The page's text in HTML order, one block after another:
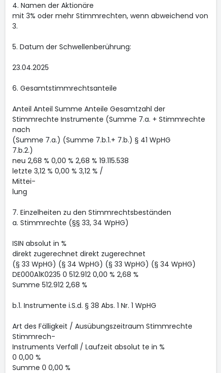
4. Namen der Aktionäre
mit 3% oder mehr Stimmrechten, wenn abweichend von
3.
5. Datum der Schwellenberührung:
23.04.2025
6. Gesamtstimmrechtsanteile
Anteil Anteil Summe Anteile Gesamtzahl der
Stimmrechte Instrumente (Summe 7.a. + Stimmrechte
nach
(Summe 7.a.) (Summe 7.b.1.+ 7.b.) § 41 WpHG
7.b.2.)
neu 2,68 % 0,00 % 2,68 % 19.115.538
letzte 3,12 % 0,00 % 3,12 % /
Mittei-
lung
7. Einzelheiten zu den Stimmrechtsbeständen
a. Stimmrechte (§§ 33, 34 WpHG)
ISIN absolut in %
direkt zugerechnet direkt zugerechnet
(§ 33 WpHG) (§ 34 WpHG) (§ 33 WpHG) (§ 34 WpHG)
DE000A1K0235 0 512.912 0,00 % 2,68 %
Summe 512.912 2,68 %
b.1. Instrumente i.S.d. § 38 Abs. 1 Nr. 1 WpHG
Art des Fälligkeit / Ausübungszeitraum Stimmrechte
Stimmrech-
Instruments Verfall / Laufzeit absolut te in %
0 0,00 %
Summe 0 0,00 %